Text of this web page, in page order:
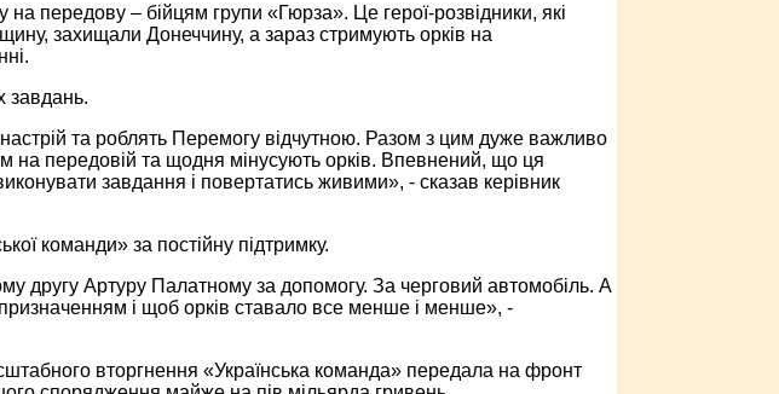
передову – бійцям групи «Гюрза». Це герої-розвідники, які
захищали Донеччину, а зараз стримують орків на
завдань.
та роблять Перемогу відчутною. Разом з цим дуже важливо
на передовій та щодня мінусують орків. Впевнений, що ця
завдання і повертатись живими», - сказав керівник
команди» за постійну підтримку.
другу Артуру Палатному за допомогу. За черговий автомобіль. А
і щоб орків ставало все менше і менше», -
вторгнення «Українська команда» передала на фронт